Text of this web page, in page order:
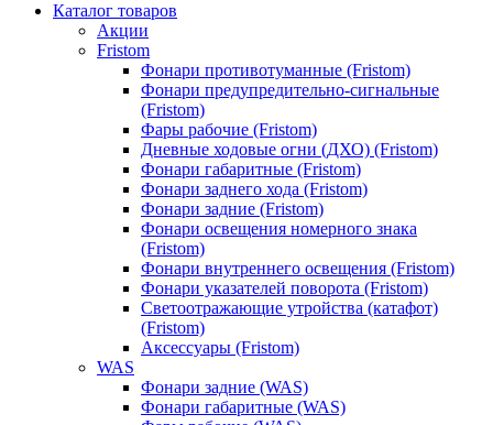
Каталог товаров
Акции
Fristom
Фонари противотуманные (Fristom)
Фонари предупредительно-сигнальные
(Fristom)
Фары рабочие (Fristom)
Дневные ходовые огни (ДХО) (Fristom)
Фонари габаритные (Fristom)
Фонари заднего хода (Fristom)
Фонари задние (Fristom)
Фонари освещения номерного знака
(Fristom)
Фонари внутреннего освещения (Fristom)
Фонари указателей поворота (Fristom)
Светоотражающие утройства (катафот)
(Fristom)
Аксессуары (Fristom)
WAS
Фонари задние (WAS)
Фонари габаритные (WAS)